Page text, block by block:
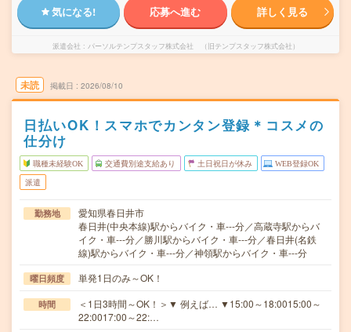
気になる! 応募へ進む 詳しく見る
派遣会社 パーソルテンプスタッフ株式会社 （旧テンプスタッフ株式会社）
未読 掲載日 2026/08/10
日払いOK！スマホでカンタン登録＊コスメの
仕分け
職種未経験OK 交通費別途支給あり 土日祝日が休み WEB登録OK
派遣
勤務地
愛知県春日井市
春日井(中央本線)駅からバイク・車---分／高蔵寺駅からバ
イク・車---分／勝川駅からバイク・車---分／春日井(名鉄
線)駅からバイク・車---分／神領駅からバイク・車---分
曜日頻度 単発1日のみ～OK！
時間
＜1日3時間～OK！＞▼ 例えば… ▼15:00～18:0015:00～
22:0017:00～22:…